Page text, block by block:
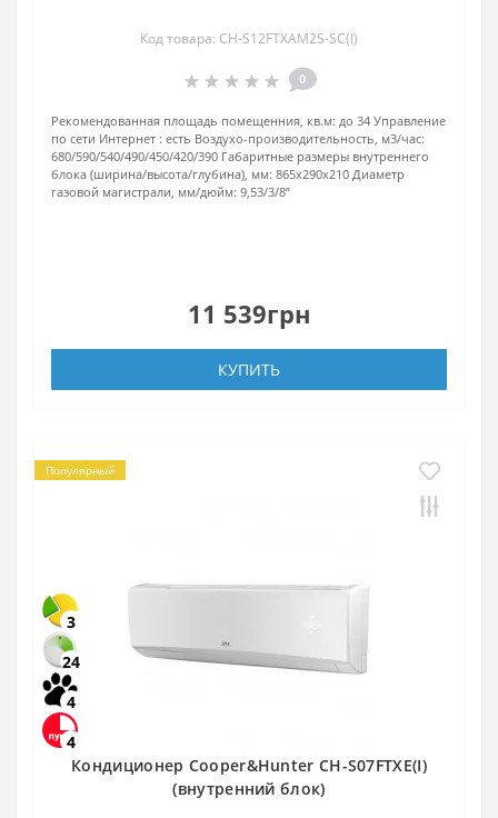
Код товара: CH-S12FTXAM2S-SC(I)
0
Рекомендованная площадь помещенния, кв.м: до 34 Управление
по сети Интернет : есть Воздухо-производительность, м3/час:
680/590/540/490/450/420/390 Габаритные размеры внутреннего
блока (ширина/высота/глубина), мм: 865х290х210 Диаметр
газовой магистрали, мм/дюйм: 9,53/3/8’’
11 539грн
КУПИТЬ
Популярный
3
24
4
4
Кондиционер Cooper&Hunter CH-S07FTXE(I)
(внутренний блок)